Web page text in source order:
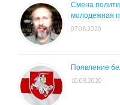
Смена
молодежная
07.08.2020
Появление
10.08.2020